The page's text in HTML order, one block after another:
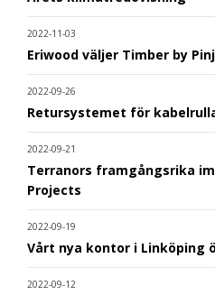
2022-11-03
Eriwood väljer Timber by
2022-09-26
Retursystemet för
2022-09-21
Terranors framgångsrika
Projects
2022-09-19
Vårt nya kontor i Linköping
2022-09-12